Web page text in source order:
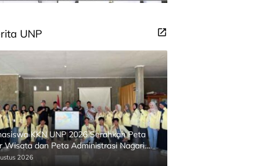
UNP
KKN UNP 2026 Serahkan Peta
Wisata dan Peta Administrasi Nagari
2026